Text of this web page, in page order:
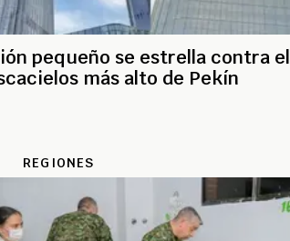
pequeño se estrella contra el
más alto de Pekín
REGIONES